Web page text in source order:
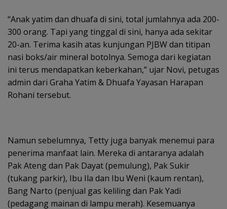
“Anak yatim dan dhuafa di sini, total jumlahnya ada 200-
300 orang. Tapi yang tinggal di sini, hanya ada sekitar
20-an. Terima kasih atas kunjungan PJBW dan titipan
nasi boks/air mineral botolnya. Semoga dari kegiatan
ini terus mendapatkan keberkahan,” ujar Novi, petugas
admin dari Graha Yatim & Dhuafa Yayasan Harapan
Rohani tersebut.
Namun sebelumnya, Tetty juga banyak menemui para
penerima manfaat lain. Mereka di antaranya adalah
Pak Ateng dan Pak Dayat (pemulung), Pak Sukir
(tukang parkir), Ibu Ila dan Ibu Weni (kaum rentan),
Bang Narto (penjual gas keliling dan Pak Yadi
(pedagang mainan di lampu merah). Kesemuanya